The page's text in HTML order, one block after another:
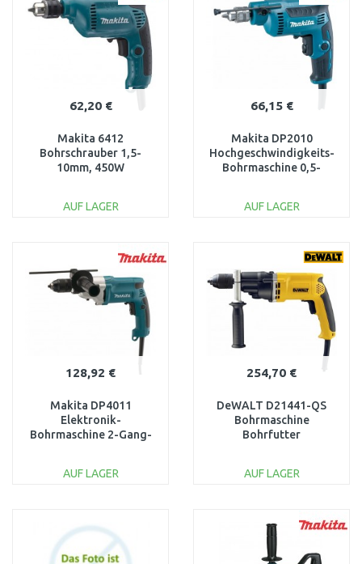
Vergleichen Vergleichen
62,20 €
Makita 6412
Bohrschrauber 1,5-
10mm, 450W
AUF LAGER
Vergleichen
66,15 €
Makita DP2010
Hochgeschwindigkeits-
Bohrmaschine 0,5-
AUF LAGER
Vergleichen
128,92 €
Makita DP4011
Elektronik-
Bohrmaschine 2-Gang-
AUF LAGER
Vergleichen
254,70 €
DeWALT D21441-QS
Bohrmaschine
Bohrfutter
AUF LAGER
Vergleichen